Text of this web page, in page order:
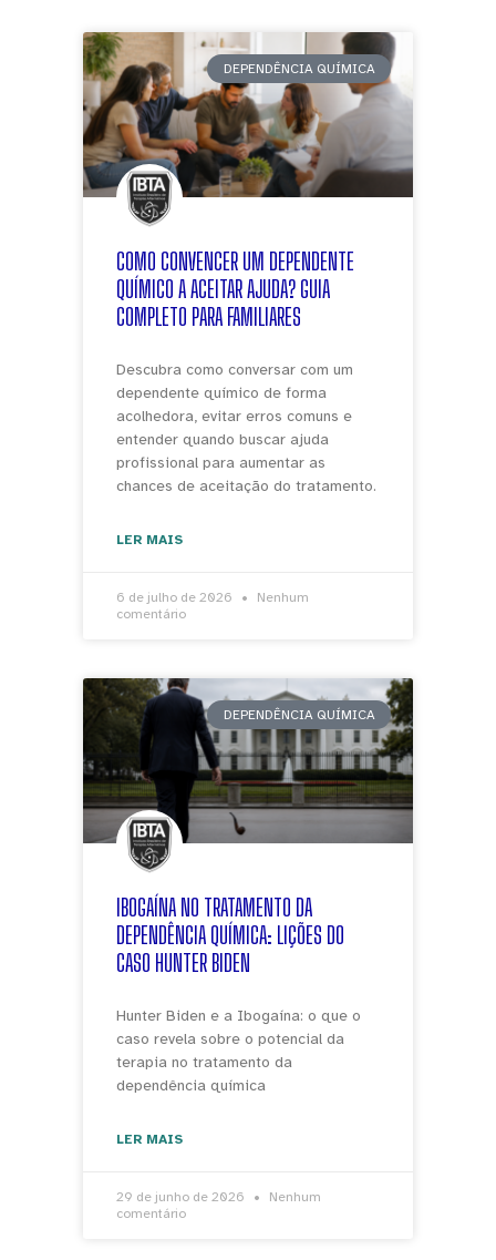
DEPENDÊNCIA QUÍMICA
COMO CONVENCER UM DEPENDENTE
QUÍMICO A ACEITAR AJUDA? GUIA
COMPLETO PARA FAMILIARES
Descubra como conversar com um
dependente químico de forma
acolhedora, evitar erros comuns e
entender quando buscar ajuda
profissional para aumentar as
chances de aceitação do tratamento.
LER MAIS
6 de julho de 2026
Nenhum
comentário
DEPENDÊNCIA QUÍMICA
IBOGAÍNA NO TRATAMENTO DA
DEPENDÊNCIA QUÍMICA: LIÇÕES DO
CASO HUNTER BIDEN
Hunter Biden e a Ibogaína: o que o
caso revela sobre o potencial da
terapia no tratamento da
dependência química
LER MAIS
29 de junho de 2026
Nenhum
comentário